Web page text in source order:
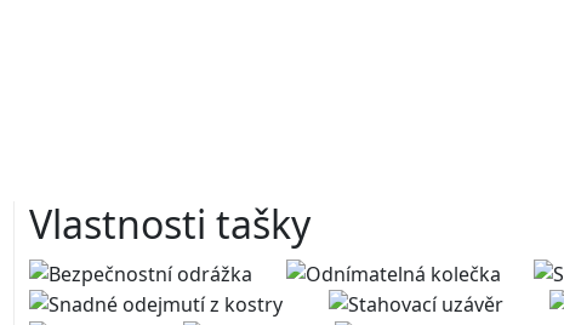
Vlastnosti tašky